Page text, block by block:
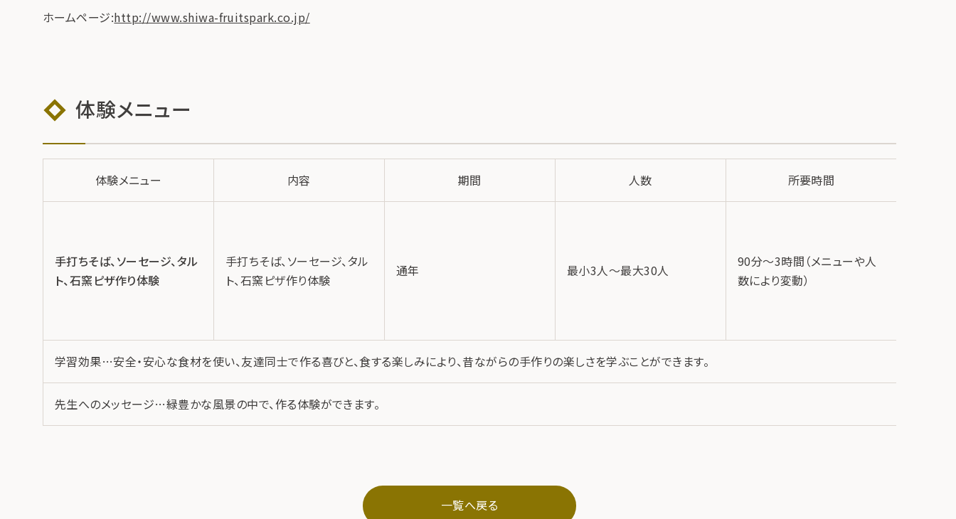
ホームページ:http://www.shiwa-fruitspark.co.jp/
体験メニュー
体験メニュー 内容 期間 人数 所要時間
手打ちそば、ソーセージ、タル
ト、石窯ピザ作り体験
手打ちそば、ソーセージ、タル
ト、石窯ピザ作り体験
通年 最小3人～最大30人
90分～3時間（メニューや人
数により変動）
学習効果…安全・安心な食材を使い、友達同士で作る喜びと、食する楽しみにより、昔ながらの手作りの楽しさを学ぶことができます。
先生へのメッセージ…緑豊かな風景の中で、作る体験ができます。
一覧へ戻る